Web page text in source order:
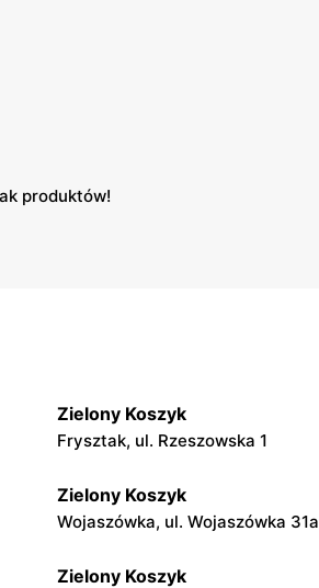
produktów!
Zielony Koszyk
Frysztak, ul. Rzeszowska 1
Zielony Koszyk
Wojaszówka, ul. Wojaszówka 31a
Zielony Koszyk